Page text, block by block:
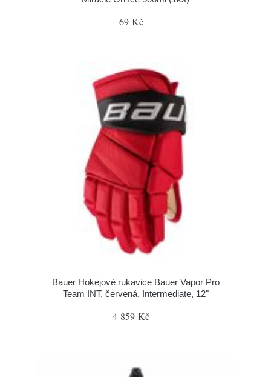
69 Kč
Bauer Hokejové rukavice Bauer Vapor Pro
Team INT, červená, Intermediate, 12"
4 859 Kč